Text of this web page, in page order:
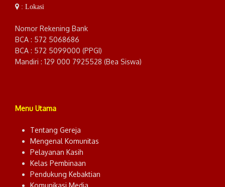
: Lokasi
Nomor Rekening Bank
BCA : 572 5068686
BCA : 572 5099000 (PPGI)
Mandiri : 129 000 7925528 (Bea Siswa)
Menu Utama
Tentang Gereja
Mengenal Komunitas
Pelayanan Kasih
Kelas Pembinaan
Pendukung Kebaktian